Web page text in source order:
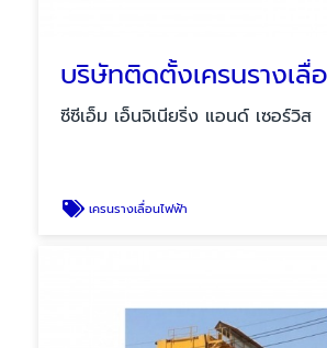
บริษัทติดตั้งเครนรางเลื่
ซีซีเอ็ม เอ็นจิเนียริ่ง แอนด์ เซอร์วิส
เครนรางเลื่อนไฟฟ้า